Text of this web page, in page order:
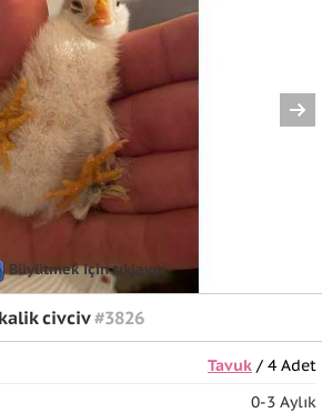
Büyütmek için tıklayın
civciv#3826
Tavuk/ 4 Adet
0-3 Aylık